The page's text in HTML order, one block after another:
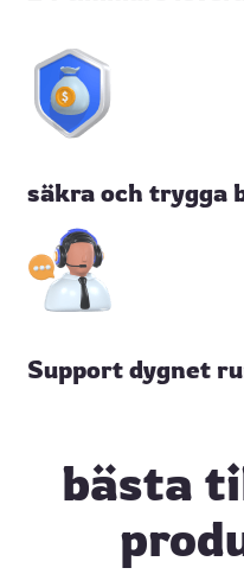
säkra och trygga
Support dygnet
bästa